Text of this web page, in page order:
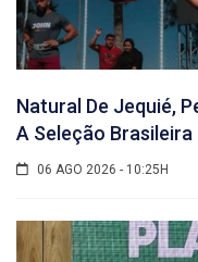
Natural De Jequié,
A Seleção
06 AGO 2026 - 10:25H